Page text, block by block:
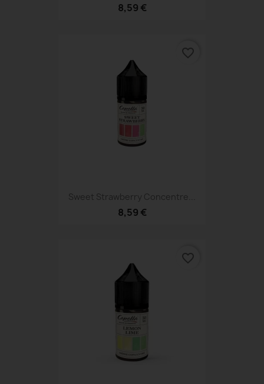
8,59 €
Sweet Strawberry Concentre...
8,59 €
favorite_border
favorite_border